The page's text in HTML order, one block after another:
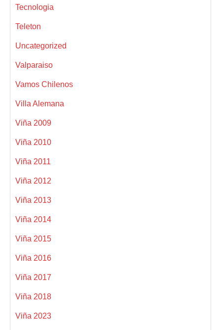
Tecnologia
Teleton
Uncategorized
Valparaiso
Vamos Chilenos
Villa Alemana
Viña 2009
Viña 2010
Viña 2011
Viña 2012
Viña 2013
Viña 2014
Viña 2015
Viña 2016
Viña 2017
Viña 2018
Viña 2023